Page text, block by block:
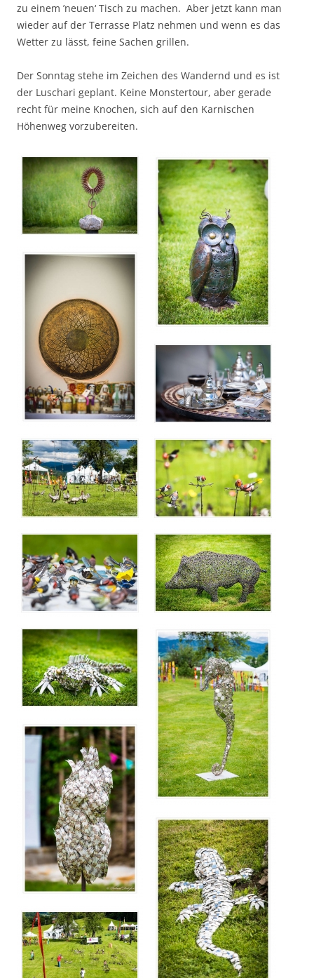
zu einem ’neuen‘ Tisch zu machen. Aber jetzt kann man
wieder auf der Terrasse Platz nehmen und wenn es das
Wetter zu lässt, feine Sachen grillen.
Der Sonntag stehe im Zeichen des Wandernd und es ist
der Luschari geplant. Keine Monstertour, aber gerade
recht für meine Knochen, sich auf den Karnischen
Höhenweg vorzubereiten.